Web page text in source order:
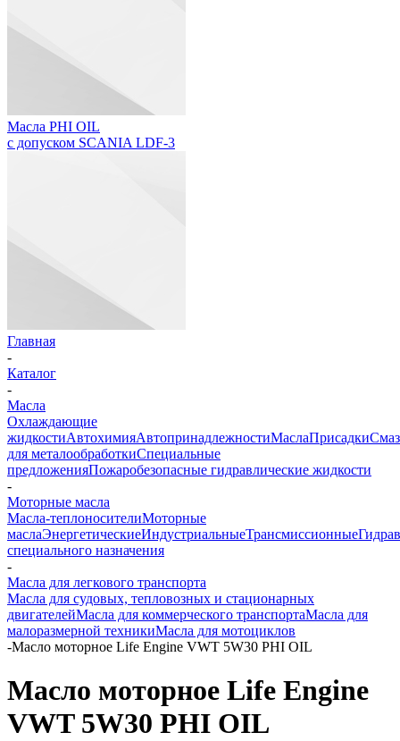
Масла PHI OIL
с допуском SCANIA LDF-3
Главная
-
Каталог
-
Масла
Охлаждающие
жидкостиАвтохимияАвтопринадлежностиМаслаПрисадки
для металообработкиСпециальные
предложенияПожаробезопасные гидравлические жидкости
-
Моторные масла
Масла-теплоносителиМоторные
маслаЭнергетическиеИндустриальныеТрансмиссионные
специального назначения
-
Масла для легкового транспорта
Масла для судовых, тепловозных и стационарных
двигателейМасла для коммерческого транспортаМасла для
малоразмерной техникиМасла для мотоциклов
-Масло моторное Life Engine VWT 5W30 PHI OIL
Масло моторное Life Engine
VWT 5W30 PHI OIL